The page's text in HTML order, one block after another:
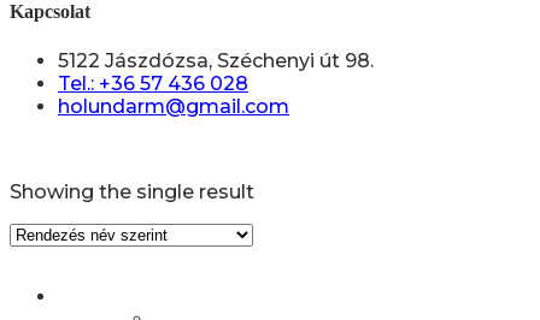
Kapcsolat
5122 Jászdózsa, Széchenyi út 98.
Tel.: +36 57 436 028
holundarm@gmail.com
Showing the single result